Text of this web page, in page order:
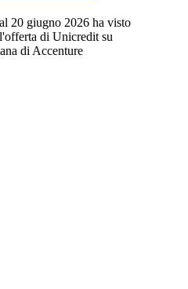
20 giugno 2026 ha visto
di Unicredit su
di Accenture